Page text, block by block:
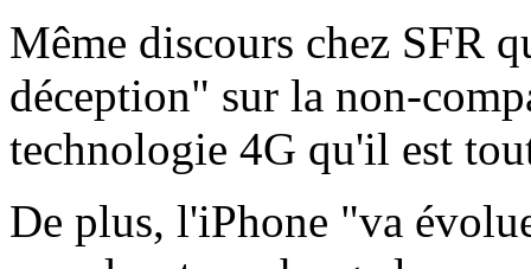
Même discours chez SFR
déception" sur la non-
technologie 4G qu'il est
De plus, l'iPhone "va